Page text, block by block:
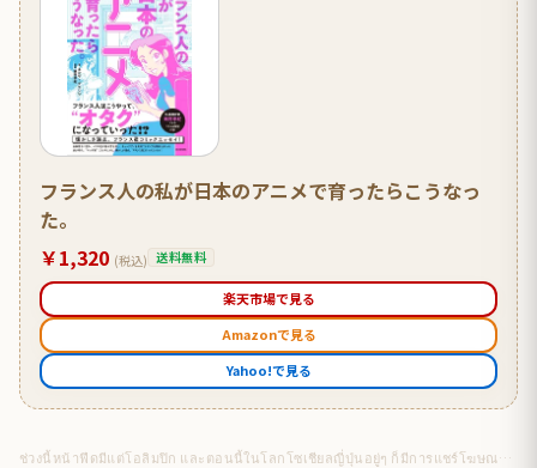
フランス人の私が日本のアニメで育ったらこうなっ
た。
￥1,320 (税込) 送料無料
楽天市場で見る
Amazonで見る
Yahoo!で見る
ช่วงนี้หน้าฟีดมีแต่โอลิมปิก และตอนนี้ในโลกโซเชียลญี่ปุ่นอยู่ๆ ก็มีการแชร์โฆษณาโตเกียวโอลิมปิก2020